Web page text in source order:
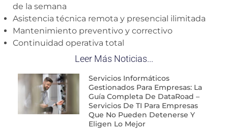
de la semana
Asistencia técnica remota y presencial ilimitada
Mantenimiento preventivo y correctivo
Continuidad operativa total
Leer Más Noticias...
Servicios Informáticos
Gestionados Para Empresas: La
Guía Completa De DataRoad –
Servicios De TI Para Empresas
Que No Pueden Detenerse Y
Eligen Lo Mejor